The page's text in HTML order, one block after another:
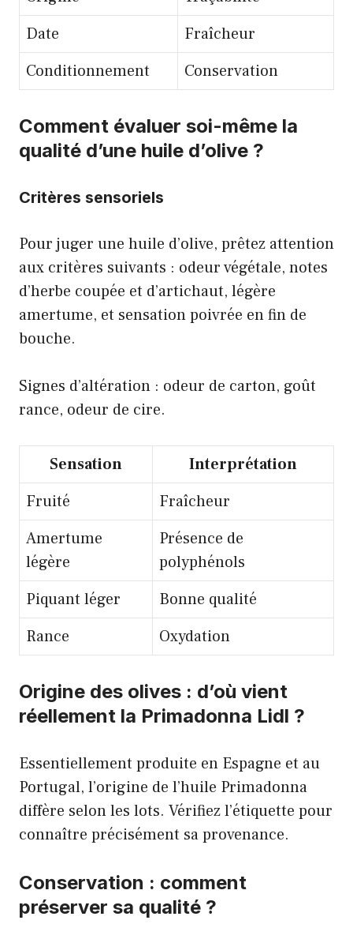
Date
Fraîcheur
Conditionnement
Conservation
Comment évaluer soi-même la
qualité d’une huile d’olive ?
Critères sensoriels
Pour juger une huile d’olive, prêtez attention
aux critères suivants : odeur végétale, notes
d’herbe coupée et d’artichaut, légère
amertume, et sensation poivrée en fin de
bouche.
Signes d’altération : odeur de carton, goût
rance, odeur de cire.
Sensation
Interprétation
Fruité
Fraîcheur
Amertume
légère
Présence de
polyphénols
Piquant léger
Bonne qualité
Rance
Oxydation
Origine des olives : d’où vient
réellement la Primadonna Lidl ?
Essentiellement produite en Espagne et au
Portugal, l’origine de l’huile Primadonna
diffère selon les lots. Vérifiez l’étiquette pour
connaître précisément sa provenance.
Conservation : comment
préserver sa qualité ?